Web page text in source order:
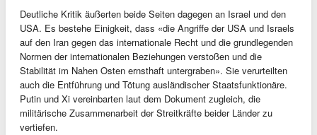
Deutliche Kritik äußerten beide Seiten dagegen an Israel und den
USA. Es bestehe Einigkeit, dass «die Angriffe der USA und Israels
auf den Iran gegen das internationale Recht und die grundlegenden
Normen der internationalen Beziehungen verstoßen und die
Stabilität im Nahen Osten ernsthaft untergraben». Sie verurteilten
auch die Entführung und Tötung ausländischer Staatsfunktionäre.
Putin und Xi vereinbarten laut dem Dokument zugleich, die
militärische Zusammenarbeit der Streitkräfte beider Länder zu
vertiefen.